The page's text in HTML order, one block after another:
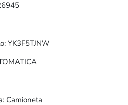
YK3F5TJNW
Camioneta